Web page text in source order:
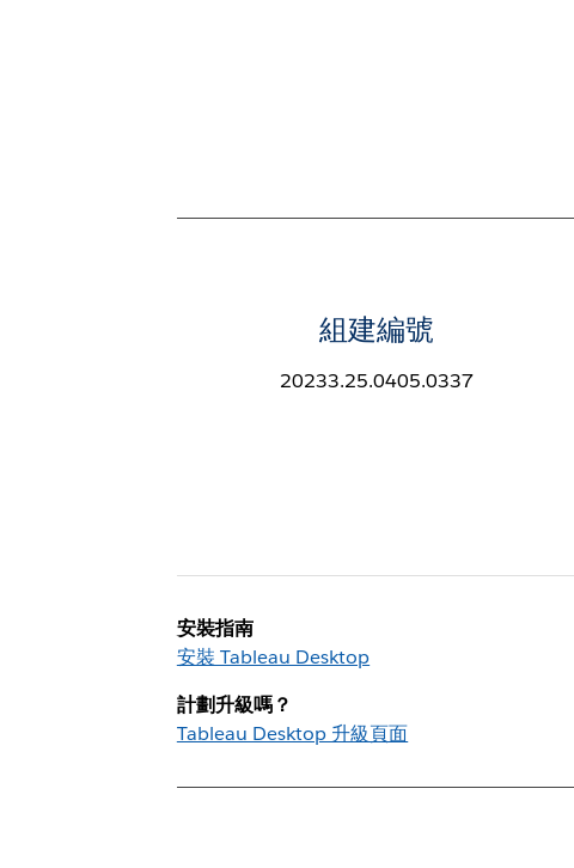
組建編號
20233.25.0405.0337
安裝指南
安裝 Tableau Desktop
計劃升級嗎？
Tableau Desktop 升級頁面